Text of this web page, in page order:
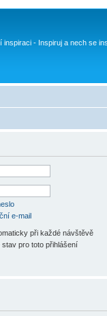
inspiraci - Inspiruj a nech se
e-mail
při každé návštěvě
stav pro toto přihlášení